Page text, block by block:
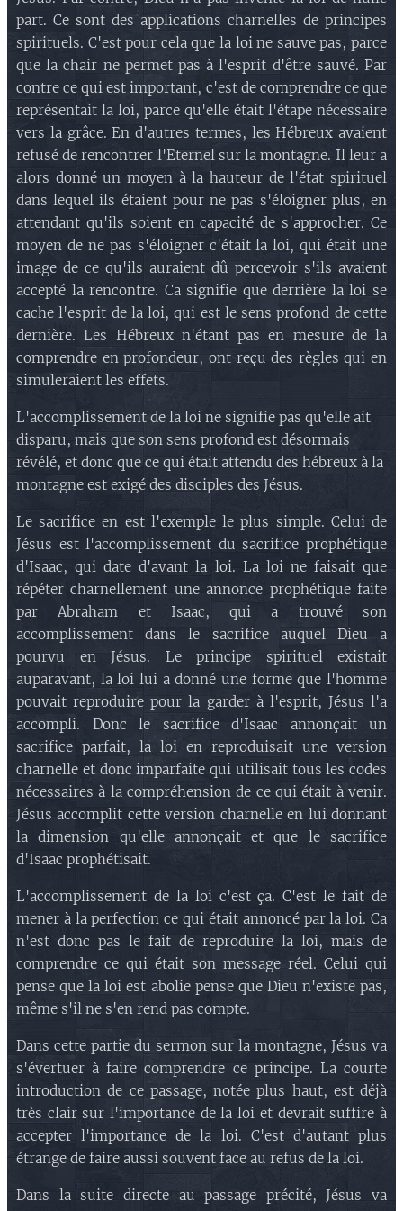
part. Ce sont des applications charnelles de principes
spirituels. C'est pour cela que la loi ne sauve pas, parce
que la chair ne permet pas à l'esprit d'être sauvé. Par
contre ce qui est important, c'est de comprendre ce que
représentait la loi, parce qu'elle était l'étape nécessaire
vers la grâce. En d'autres termes, les Hébreux avaient
refusé de rencontrer l'Eternel sur la montagne. Il leur a
alors donné un moyen à la hauteur de l'état spirituel
dans lequel ils étaient pour ne pas s'éloigner plus, en
attendant qu'ils soient en capacité de s'approcher. Ce
moyen de ne pas s'éloigner c'était la loi, qui était une
image de ce qu'ils auraient dû percevoir s'ils avaient
accepté la rencontre. Ca signifie que derrière la loi se
cache l'esprit de la loi, qui est le sens profond de cette
dernière. Les Hébreux n'étant pas en mesure de la
comprendre en profondeur, ont reçu des règles qui en
simuleraient les effets.
L'accomplissement de la loi ne signifie pas qu'elle ait
disparu, mais que son sens profond est désormais
révélé, et donc que ce qui était attendu des hébreux à la
montagne est exigé des disciples des Jésus.
Le sacrifice en est l'exemple le plus simple. Celui de
Jésus est l'accomplissement du sacrifice prophétique
d'Isaac, qui date d'avant la loi. La loi ne faisait que
répéter charnellement une annonce prophétique faite
par Abraham et Isaac, qui a trouvé son
accomplissement dans le sacrifice auquel Dieu a
pourvu en Jésus. Le principe spirituel existait
auparavant, la loi lui a donné une forme que l'homme
pouvait reproduire pour la garder à l'esprit, Jésus l'a
accompli. Donc le sacrifice d'Isaac annonçait un
sacrifice parfait, la loi en reproduisait une version
charnelle et donc imparfaite qui utilisait tous les codes
nécessaires à la compréhension de ce qui était à venir.
Jésus accomplit cette version charnelle en lui donnant
la dimension qu'elle annonçait et que le sacrifice
d'Isaac prophétisait.
L'accomplissement de la loi c'est ça. C'est le fait de
mener à la perfection ce qui était annoncé par la loi. Ca
n'est donc pas le fait de reproduire la loi, mais de
comprendre ce qui était son message réel. Celui qui
pense que la loi est abolie pense que Dieu n'existe pas,
même s'il ne s'en rend pas compte.
Dans cette partie du sermon sur la montagne, Jésus va
s'évertuer à faire comprendre ce principe. La courte
introduction de ce passage, notée plus haut, est déjà
très clair sur l'importance de la loi et devrait suffire à
accepter l'importance de la loi. C'est d'autant plus
étrange de faire aussi souvent face au refus de la loi.
Dans la suite directe au passage précité, Jésus va